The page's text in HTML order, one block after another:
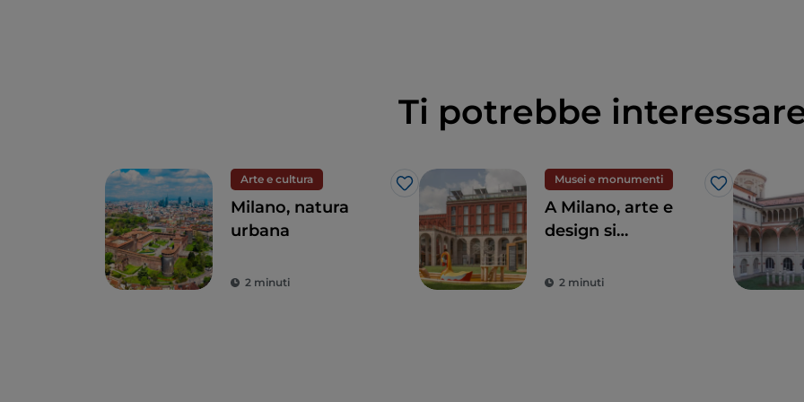
Ti potrebbe
Arte e cultura
Like
Milano, natura
urbana
2 minuti
Musei e monumenti
Like
A Milano, arte e
design si
Triennale
2 minuti